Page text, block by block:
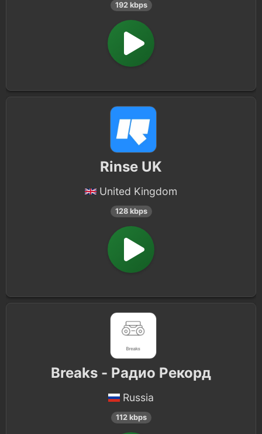
192 kbps
Rinse UK
United Kingdom
128 kbps
Breaks - Радио Рекорд
Russia
112 kbps